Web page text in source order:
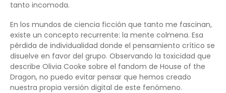
tanto incomoda.
En los mundos de ciencia ficción que tanto me fascinan,
existe un concepto recurrente: la mente colmena. Esa
pérdida de individualidad donde el pensamiento crítico se
disuelve en favor del grupo. Observando la toxicidad que
describe Olivia Cooke sobre el fandom de House of the
Dragon, no puedo evitar pensar que hemos creado
nuestra propia versión digital de este fenómeno.